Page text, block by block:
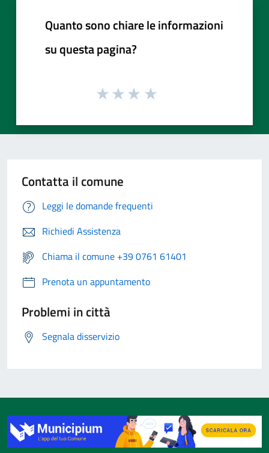
Quanto sono chiare le informazioni
su questa pagina?
Contatta il comune
Leggi le domande frequenti
Richiedi Assistenza
Chiama il comune +39 0761 61401
Prenota un appuntamento
Problemi in città
Segnala disservizio